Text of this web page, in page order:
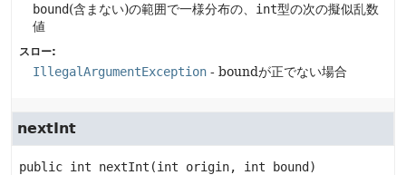
bound(含まない)の範囲で一様分布の、 int型の次の擬似乱数
値
スロー:
IllegalArgumentException - boundが正でない場合
nextInt
public int nextInt (int origin, int bound)